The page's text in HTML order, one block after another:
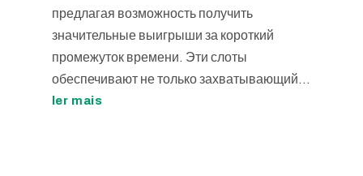
предлагая возможность получить
значительные выигрыши за короткий
промежуток времени. Эти слоты
обеспечивают не только захватывающий...
ler mais